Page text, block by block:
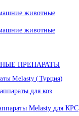
животные
животные
ПРЕПАРАТЫ
Melasty ( Турция)
для коз
Melasty для КРС